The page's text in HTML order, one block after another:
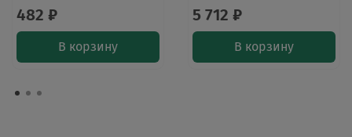
482 ₽
В корзину
5 712 ₽
В корзину